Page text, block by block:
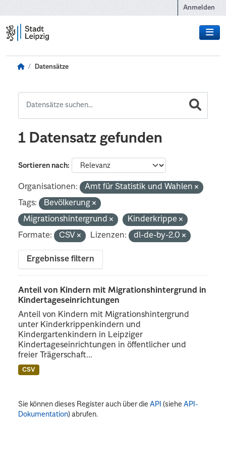
Anmelden
Datensätze
1 Datensatz gefunden
Sortieren nach
Organisationen:
Amt für Statistik und Wahlen
Tags:
Bevölkerung
Migrationshintergrund
Kinderkrippe
Formate:
CSV Lizenzen: dl-de-by-2.0
Ergebnisse filtern
Anteil von Kindern mit Migrationshintergrund in
Kindertageseinrichtungen
Anteil von Kindern mit Migrationshintergrund
unter Kinderkrippenkindern und
Kindergartenkindern in Leipziger
Kindertageseinrichtungen in öffentlicher und
freier Trägerschaft...
CSV
Sie können dieses Register auch über dieAPI (sieheAPI-
Dokumentation) abrufen.